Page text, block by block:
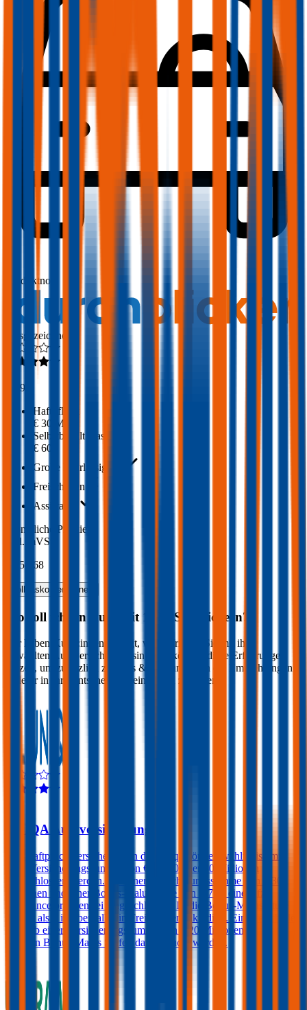
Produktnote
Ausgezeichnet
309
Haftpflicht
€ 30 Mio.
Selbstbehalt Kasko
€ 600
Grobe Fahrlässigkeit
Freischaden
Assistance
Monatliche Prämie
inkl. mVSt.
€ 154,68
Vollkasko berechnen
Wo soll ich ein Auto mit 112 PS versichern?
Wir haben Kund:innen befragt, wie zufrieden Sie mit ihrer
gewählten Autoversicherung sind. Sie können diese Erfahrungen
nutzen, um zusätzlich zu Preis & Leistung auch die Empfehlungen
anderer in Ihre Entscheidung einfließen zu lassen:
UNIQA Autoversicherung
Kfz-Haftpflichtversicherungen der Uniqa können wahlweise mit
einer Versicherungssumme von € 10, 20 oder 30 Millionen
abgeschlossen werden. Bei einer Versicherungssumme von € 30
Millionen und einer Bonus-Malus Stufe von 0-7 ist eine Kfz-
Assistance prämienfrei eingeschlossen. Ist die Bonus-Malus Stufe
kleiner als 4 ist ebenfalls ein Freischaden inkludiert. Ein Freischaden
kann ab einer Versicherungssumme von € 20 Millionen auch bei
höheren Bonus-Malus Stufen dazugebucht werden.